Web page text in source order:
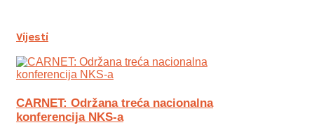
Vijesti
CARNET: Održana treća nacionalna
konferencija NKS-a